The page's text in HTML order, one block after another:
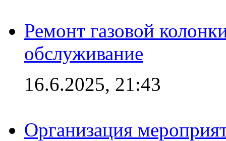
Ремонт газовой
обслуживание
16.6.2025, 21:43
Организация